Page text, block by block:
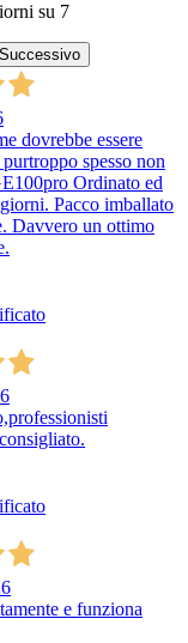
su 7
Successivo
dovrebbe essere
spesso non
Ordinato ed
Pacco imballato
Davvero un ottimo
e funziona